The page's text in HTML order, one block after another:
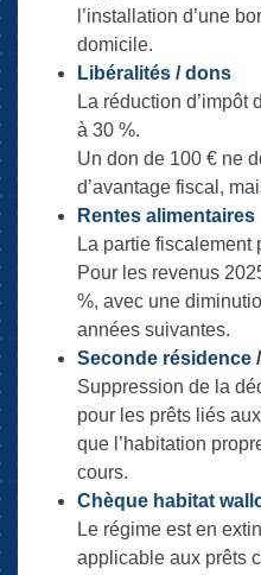
l’installation d’une
domicile.
Libéralités / dons
La réduction d’impôt
à 30 %.
Un don de 100 € ne
d’avantage fiscal,
Rentes alimentaires
La partie fiscalement
Pour les revenus
%, avec une
années suivantes.
Seconde résidence
Suppression de la
pour les prêts liés
que l’habitation
cours.
Chèque habitat
Le régime est en
applicable aux prêts